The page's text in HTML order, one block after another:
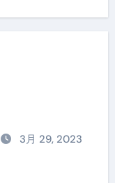
3月 29, 2023